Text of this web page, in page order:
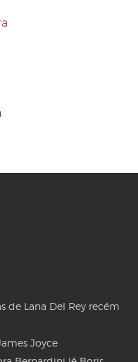
de Lana Del Rey recém
Joyce